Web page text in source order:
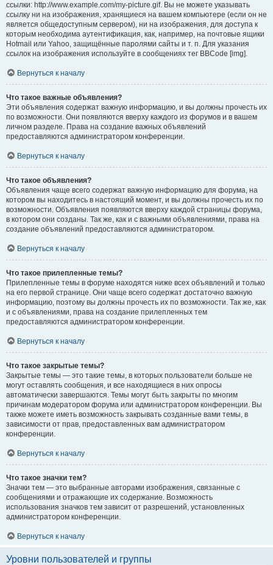
ссылки: http://www.example.com/my-picture.gif. Вы не можете указывать
ссылку ни на изображения, хранящиеся на вашем компьютере (если он не
является общедоступным сервером), ни на изображения, для доступа к
которым необходима аутентификация, как, например, на почтовые ящики
Hotmail или Yahoo, защищённые паролями сайты и т. п. Для указания
ссылок на изображения используйте в сообщениях тег BBCode [img].
Вернуться к началу
Что такое важные объявления?
Эти объявления содержат важную информацию, и вы должны прочесть их
по возможности. Они появляются вверху каждого из форумов и в вашем
личном разделе. Права на создание важных объявлений
предоставляются администратором конференции.
Вернуться к началу
Что такое объявления?
Объявления чаще всего содержат важную информацию для форума, на
котором вы находитесь в настоящий момент, и вы должны прочесть их по
возможности. Объявления появляются вверху каждой страницы форума,
в котором они созданы. Так же, как и с важными объявлениями, права на
создание объявлений предоставляются администратором.
Вернуться к началу
Что такое прилепленные темы?
Прилепленные темы в форуме находятся ниже всех объявлений и только
на его первой странице. Они чаще всего содержат достаточно важную
информацию, поэтому вы должны прочесть их по возможности. Так же, как
и с объявлениями, права на создание прилепленных тем
предоставляются администратором конференции.
Вернуться к началу
Что такое закрытые темы?
Закрытые темы — это такие темы, в которых пользователи больше не
могут оставлять сообщения, и все находящиеся в них опросы
автоматически завершаются. Темы могут быть закрыты по многим
причинам модератором форума или администратором конференции. Вы
также можете иметь возможность закрывать созданные вами темы, в
зависимости от прав, предоставленных вам администратором
конференции.
Вернуться к началу
Что такое значки тем?
Значки тем — это выбранные авторами изображения, связанные с
сообщениями и отражающие их содержание. Возможность
использования значков тем зависит от разрешений, установленных
администратором конференции.
Вернуться к началу
Уровни пользователей и группы